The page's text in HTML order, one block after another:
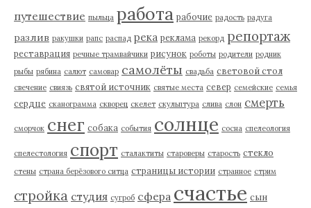
путешествие пыльца работа рабочие радость радуга
разлив ракушки рапс распад река реклама рекорд репортаж
реставрация речные трамвайчики рисунок роботы родители родник
рыбы рябина салют самовар самолёты свадьба световой стол
свечение свиязь святой источник святые места север семейские семья
сердце сканограмма скворец скелет скульптура слива слон смерть
сморчок снег собака события солнце сосна спелеология
спелестология спорт сталактиты староверы старость стекло
стены страна берёзового ситца страницы истории странное стрим
стройка студия сугроб сфера счастье сын